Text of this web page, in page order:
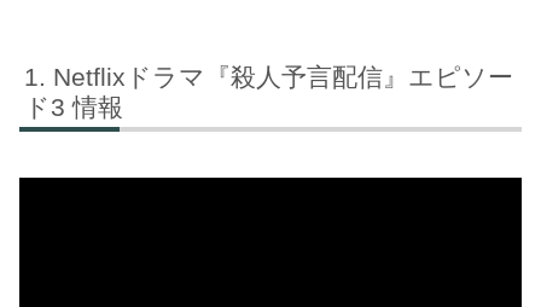
Netflixドラマ『殺人予言配信』エピソー
ド3 情報